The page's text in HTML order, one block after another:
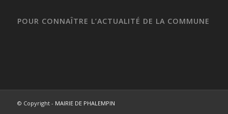
POUR CONNAÎTRE L’ACTUALITÉ DE LA COMMUNE
© Copyright - MAIRIE DE PHALEMPIN